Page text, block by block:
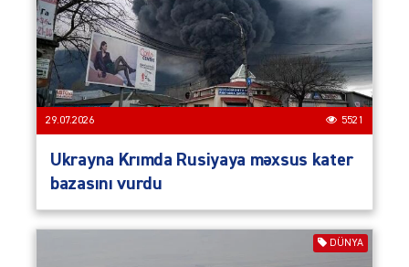
29.07.2026 5521
Ukrayna Krımda Rusiyaya məxsus kater
bazasını vurdu
DÜNYA